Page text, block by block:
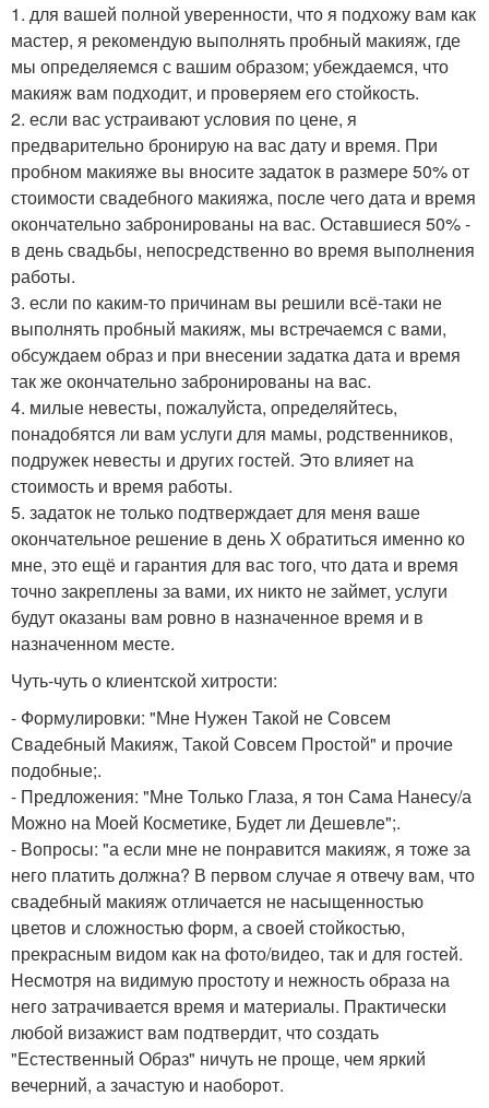
1. для вашей полной уверенности, что я подхожу вам как
мастер, я рекомендую выполнять пробный макияж, где
мы определяемся с вашим образом; убеждаемся, что
макияж вам подходит, и проверяем его стойкость.
2. если вас устраивают условия по цене, я
предварительно бронирую на вас дату и время. При
пробном макияже вы вносите задаток в размере 50% от
стоимости свадебного макияжа, после чего дата и время
окончательно забронированы на вас. Оставшиеся 50% -
в день свадьбы, непосредственно во время выполнения
работы.
3. если по каким-то причинам вы решили всё-таки не
выполнять пробный макияж, мы встречаемся с вами,
обсуждаем образ и при внесении задатка дата и время
так же окончательно забронированы на вас.
4. милые невесты, пожалуйста, определяйтесь,
понадобятся ли вам услуги для мамы, родственников,
подружек невесты и других гостей. Это влияет на
стоимость и время работы.
5. задаток не только подтверждает для меня ваше
окончательное решение в день Х обратиться именно ко
мне, это ещё и гарантия для вас того, что дата и время
точно закреплены за вами, их никто не займет, услуги
будут оказаны вам ровно в назначенное время и в
назначенном месте.
Чуть-чуть о клиентской хитрости:
- Формулировки: "Мне Нужен Такой не Совсем
Свадебный Макияж, Такой Совсем Простой" и прочие
подобные;.
- Предложения: "Мне Только Глаза, я тон Сама Нанесу/а
Можно на Моей Косметике, Будет ли Дешевле";.
- Вопросы: "а если мне не понравится макияж, я тоже за
него платить должна? В первом случае я отвечу вам, что
свадебный макияж отличается не насыщенностью
цветов и сложностью форм, а своей стойкостью,
прекрасным видом как на фото/видео, так и для гостей.
Несмотря на видимую простоту и нежность образа на
него затрачивается время и материалы. Практически
любой визажист вам подтвердит, что создать
"Естественный Образ" ничуть не проще, чем яркий
вечерний, а зачастую и наоборот.